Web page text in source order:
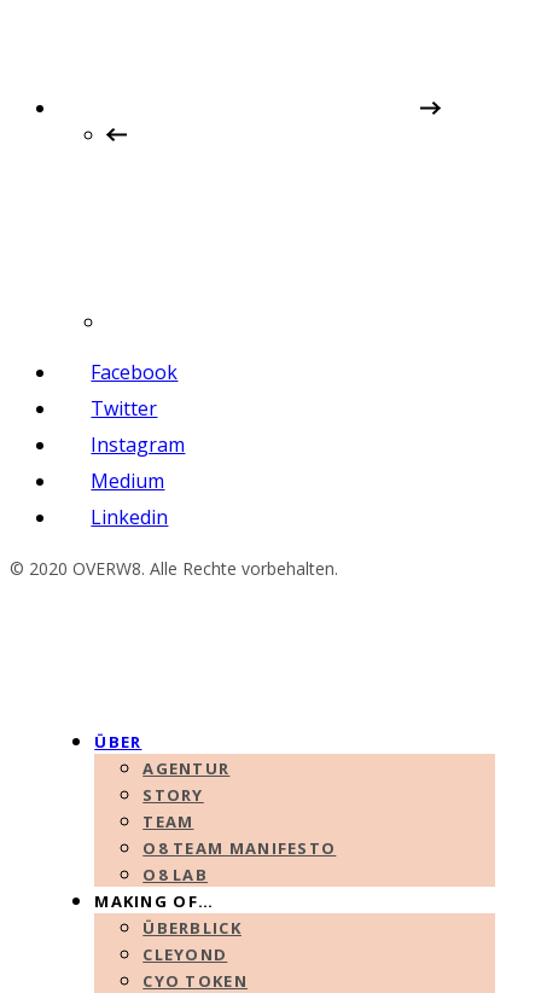
Facebook
Twitter
Instagram
Medium
Linkedin
© 2020 OVERW8. Alle Rechte vorbehalten.
ÜBER
AGENTUR
STORY
TEAM
O8 TEAM MANIFESTO
O8 LAB
MAKING OF…
ÜBERBLICK
CLEYOND
CYO TOKEN